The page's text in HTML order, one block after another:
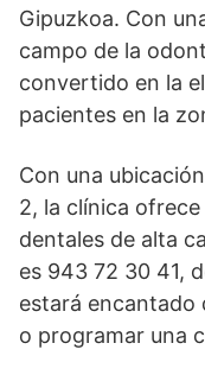
Gipuzkoa. Con
campo de la
convertido en la
pacientes en la
Con una
2, la clínica
dentales de alta
es 943 72 30 41,
estará encantado
o programar una